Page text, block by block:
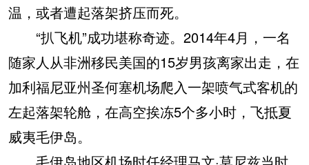
温，或者遭起落架挤压而死。
“扒飞机”成功堪称奇迹。2014年4月，一名
随家人从非洲移民美国的15岁男孩离家出走，在
加利福尼亚州圣何塞机场爬入一架喷气式客机的
左起落架轮舱，在高空挨冻5个多小时，飞抵夏
威夷毛伊岛。